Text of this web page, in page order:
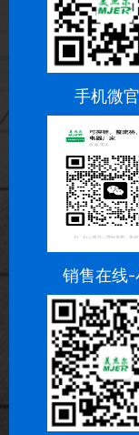
手机微
销售在线-